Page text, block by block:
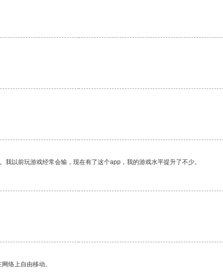
以前玩游戏经常会输，现在有了这个app，我的游戏水平提升了不少。
络上自由移动。